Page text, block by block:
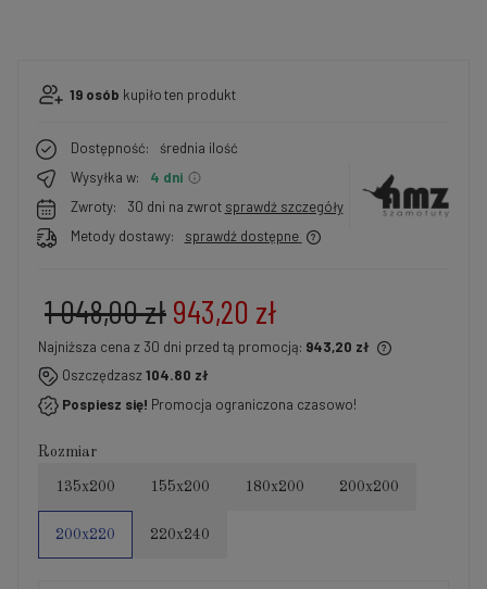
19 osób kupiłoten produkt
Dostępność:
średnia ilość
Wysyłka w:
4 dni
Zwroty:
30 dni na zwrot sprawdź szczegóły
Metody dostawy:
sprawdź dostępne
943,20 zł
1 048,00 zł
Najniższa cena z 30 dni przed tą promocją: 943,20 zł
Jeżeli produkt jest sprzedawany krócej niż 30 dni,
wyświetlana jest najniższa cena od momentu, kiedy
produkt pojawił się w sprzedaży.
Oszczędzasz104.80 zł
Pospiesz się! Promocja ograniczona czasowo!
Rozmiar
135x200 155x200 180x200 200x200
200x220 220x240